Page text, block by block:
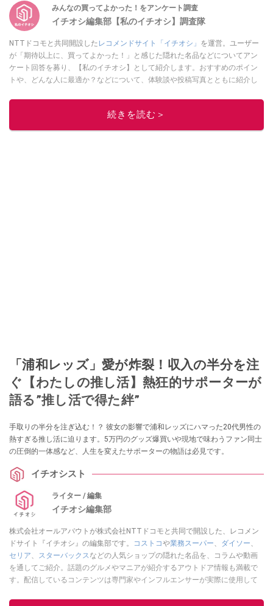
みんなの買ってよかった！をアンケート調査
イチオシ編集部【私のイチオシ】調査隊
NTTドコモと共同開設した レコメンドサイト「イチオシ」 を運営。ユーザー
が「期待以上に、買ってよかった！」と感じた隠れた名品などについてアン
ケート回答を募り、【私のイチオシ】として紹介します。おすすめのポイン
トや、どんな人に最適か？などについて、体験談や投稿写真とともに紹介し
このイチオシストの他の記事を読む
続きを読む＞
「浦和レッズ」愛が炸裂！収入の半分を注
ぐ【わたしの推し活】熱狂的サポーターが
語る”推し活で得た絆”
手取りの半分を注ぎ込む！？ 彼女の影響で浦和レッズにハマった20代男性の
熱すぎる推し活に迫ります。5万円のグッズ爆買いや現地で味わうファン同士
の圧倒的一体感など、人生を変えたサポーターの物語は必見です。
イチオシスト
ライター / 編集
イチオシ編集部
株式会社オールアバウトが株式会社NTTドコモと共同で開設した、レコメン
ドサイト『イチオシ』の編集部です。
コストコや業務スーパー ダイソー
セリア
スターバックス などの人気ショップの隠れた名品を、コラムや動画
を通してご紹介。話題のグルメやマニアが紹介するアウトドア情報も満載で
す。配信しているコンテンツは専門家やインフルエンサーが実際に使用して
ニュースでフォロー